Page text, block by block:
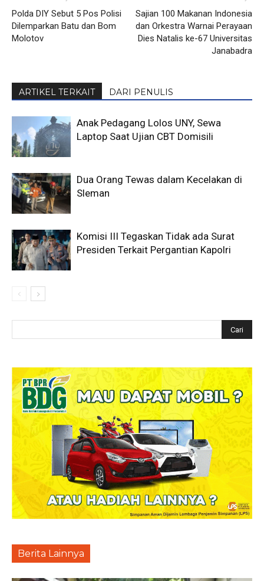
Polda DIY Sebut 5 Pos Polisi
Dilemparkan Batu dan Bom
Molotov
Sajian 100 Makanan Indonesia
dan Orkestra Warnai Perayaan
Dies Natalis ke-67 Universitas
Janabadra
ARTIKEL TERKAIT DARI PENULIS
Anak Pedagang Lolos UNY, Sewa
Laptop Saat Ujian CBT Domisili
Dua Orang Tewas dalam Kecelakan di
Sleman
Komisi III Tegaskan Tidak ada Surat
Presiden Terkait Pergantian Kapolri
Berita Lainnya